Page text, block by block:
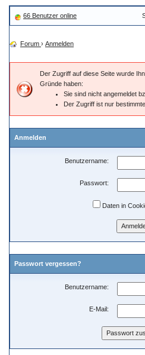
66 Benutzer online
Forum › Anmelden
Der Zugriff auf diese Seite wurde
Gründe haben:
Sie sind nicht angemeldet
Der Zugriff ist nur
Anmelden
Benutzername:
Passwort:
Daten in
Passwort vergessen?
Benutzername:
E-Mail: